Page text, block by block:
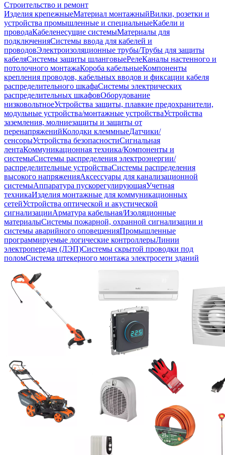
Строительство и ремонт
Изделия крепежныеМатериал монтажныйВилки, розетки и
устройства промышленные и специальныеКабели и
проводаКабеленесущие системыМатериалы для
подключенияСистемы ввода для кабелей и
проводовЭлектроизоляционные трубы/Трубы для защиты
кабеляСистемы защиты шланговыеРелеКаналы настенного и
потолочного монтажаКороба кабельныеКомпоненты
крепления проводов, кабельных вводов и фиксации кабеля
распределительного шкафаСистемы электрических
распределительных шкафовОборудование
низковольтноеУстройства защиты, плавкие предохранители,
модульные устройства/монтажные устройстваУстройства
заземления, молниезащиты и защиты от
перенапряженийКолодки клеммныеДатчики/
сенсорыУстройства безопасностиСигнальная
лентаКоммуникационная техника/Компоненты и
системыСистемы распределения электроэнергии/
распределительные устройстваСистемы распределения
высокого напряженияАксессуары для канализационной
системыАппаратура пускорегулирующаяУчетная
техникаИзделия монтажные для коммуникационных
сетейУстройства оптической и акустической
сигнализацииАрматура кабельная/Изоляционные
материалыСистемы пожарной, охранной сигнализации и
системы аварийного оповещенияПромышленные
программируемые логические контроллерыЛинии
электропередач (ЛЭП)Системы скрытой проводки под
поломСистема штекерного монтажа электросети зданий